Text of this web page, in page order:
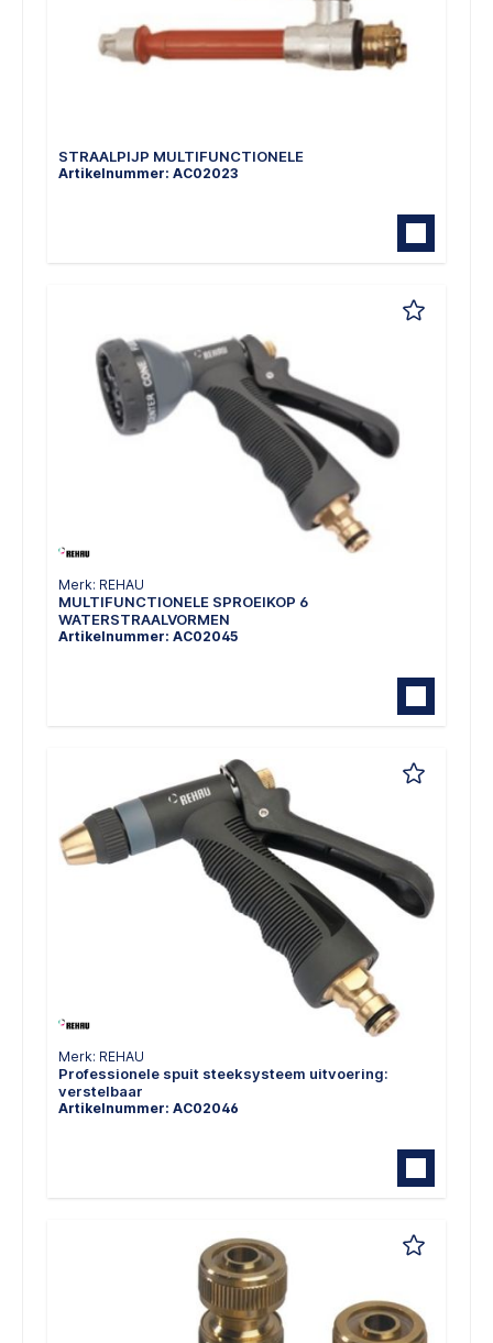
STRAALPIJP MULTIFUNCTIONELE
Artikelnummer: AC02023
Merk: REHAU
MULTIFUNCTIONELE SPROEIKOP 6
WATERSTRAALVORMEN
Artikelnummer: AC02045
Merk: REHAU
Professionele spuit steeksysteem uitvoering:
verstelbaar
Artikelnummer: AC02046